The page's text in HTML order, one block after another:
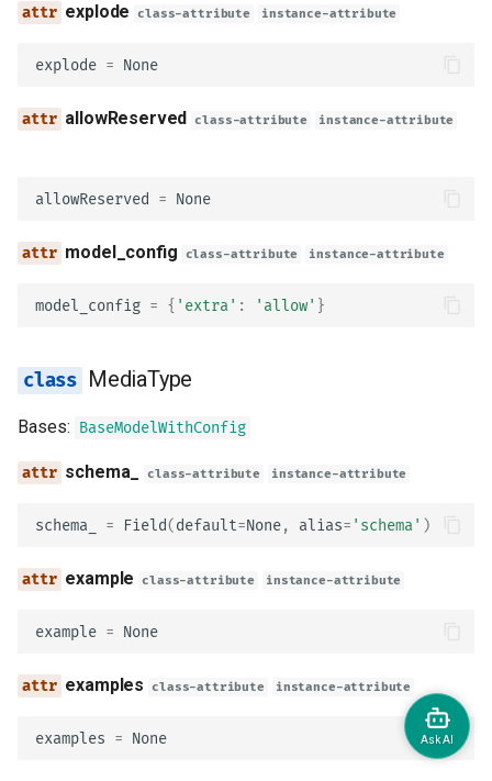
OAuthFlows
implicit
password
model_config
OAuth2
type_
flows
model_config
description
explode class-attribute instance-attribute
explode = None
allowReserved class-attribute instance-attribute
allowReserved = None
model_config class-attribute instance-attribute
model_config = { 'extra' : 'allow' }
MediaType
Bases: BaseModelWithConfig
schema_ class-attribute instance-attribute
schema_ = Field(default=None, alias= 'schema' )
example class-attribute instance-attribute
example = None
examples class-attribute instance-attribute
examples = None